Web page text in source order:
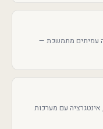
עמיתים מתמשכת —
אינטגרציה עם מערכות